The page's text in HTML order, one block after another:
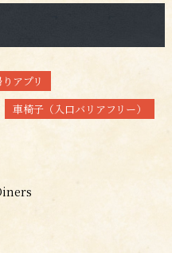
アプリ
車椅子（入口バリアフリー）